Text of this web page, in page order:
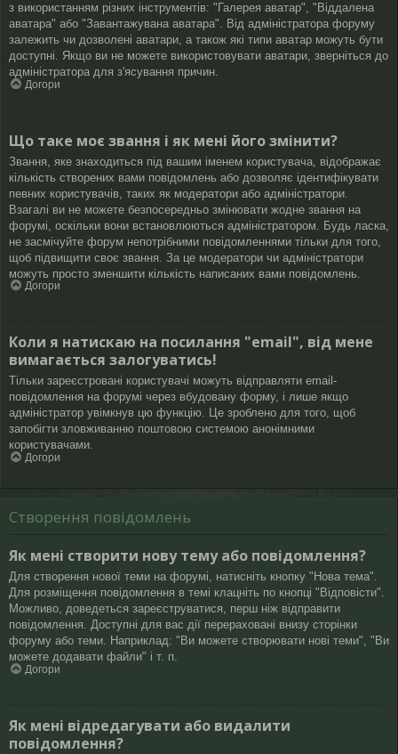
з використанням різних інструментів: "Галерея аватар", "Віддалена
аватара" або "Завантажувана аватара". Від адміністратора форуму
залежить чи дозволені аватари, а також які типи аватар можуть бути
доступні. Якщо ви не можете використовувати аватари, зверніться до
адміністратора для з'ясування причин.
Догори
Що таке моє звання і як мені його змінити?
Звання, яке знаходиться під вашим іменем користувача, відображає
кількість створених вами повідомлень або дозволяє ідентифікувати
певних користувачів, таких як модератори або адміністратори.
Взагалі ви не можете безпосередньо змінювати жодне звання на
форумі, оскільки вони встановлюються адміністратором. Будь ласка,
не засмічуйте форум непотрібними повідомленнями тільки для того,
щоб підвищити своє звання. За це модератори чи адміністратори
можуть просто зменшити кількість написаних вами повідомлень.
Догори
Коли я натискаю на посилання "email", від мене
вимагається залогуватись!
Тільки зареєстровані користувачі можуть відправляти email-
повідомлення на форумі через вбудовану форму, і лише якщо
адміністратор увімкнув цю функцію. Це зроблено для того, щоб
запобігти зловживанню поштовою системою анонімними
користувачами.
Догори
Створення повідомлень
Як мені створити нову тему або повідомлення?
Для створення нової теми на форумі, натисніть кнопку "Нова тема".
Для розміщення повідомлення в темі клацніть по кнопці "Відповісти".
Можливо, доведеться зареєструватися, перш ніж відправити
повідомлення. Доступні для вас дії перераховані внизу сторінки
форуму або теми. Наприклад: "Ви можете створювати нові теми", "Ви
можете додавати файли" і т. п.
Догори
Як мені відредагувати або видалити
повідомлення?